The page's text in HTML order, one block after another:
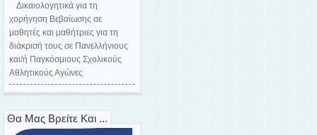
Δικαιολογητικά για τη
χορήγηση Βεβαίωσης σε
μαθητές και μαθήτριες για τη
διάκρισή τους σε Πανελλήνιους
και/ή Παγκόσμιους Σχολικούς
Αθλητικούς Αγώνες
Θα Μας Βρείτε Και ...